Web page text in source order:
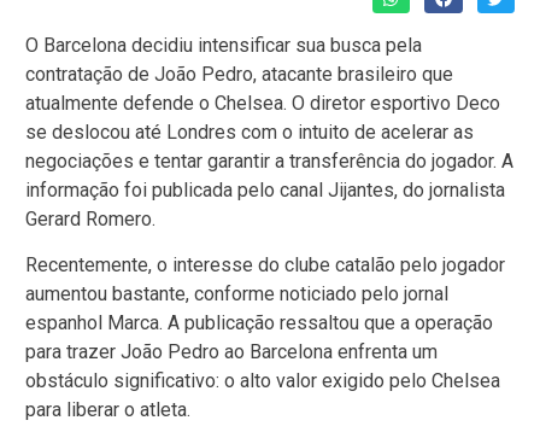
O Barcelona decidiu intensificar sua busca pela
contratação de João Pedro, atacante brasileiro que
atualmente defende o Chelsea. O diretor esportivo Deco
se deslocou até Londres com o intuito de acelerar as
negociações e tentar garantir a transferência do jogador. A
informação foi publicada pelo canal Jijantes, do jornalista
Gerard Romero.
Recentemente, o interesse do clube catalão pelo jogador
aumentou bastante, conforme noticiado pelo jornal
espanhol Marca. A publicação ressaltou que a operação
para trazer João Pedro ao Barcelona enfrenta um
obstáculo significativo: o alto valor exigido pelo Chelsea
para liberar o atleta.